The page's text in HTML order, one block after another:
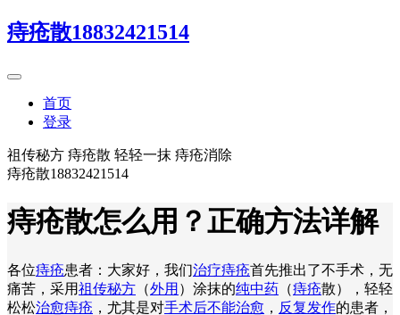
痔疮散18832421514
首页
登录
祖传秘方 痔疮散 轻轻一抹 痔疮消除
痔疮散18832421514
痔疮散怎么用？正确方法详解
各位痔疮患者：大家好，我们治疗痔疮首先推出了不手术，无
痛苦，采用祖传秘方 （外用 ）涂抹的纯中药 （痔疮散），轻轻
松松治愈痔疮 ，尤其是对手术后不能治愈 ， 反复发作的患者，